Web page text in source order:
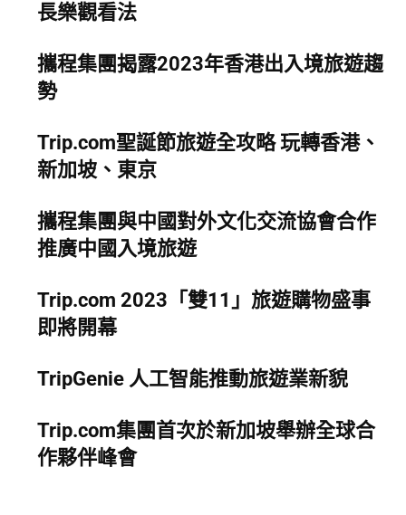
長樂觀看法
攜程集團揭露2023年香港出入境旅遊趨
勢
Trip.com聖誕節旅遊全攻略 玩轉香港、
新加坡、東京
攜程集團與中國對外文化交流協會合作
推廣中國入境旅遊
Trip.com 2023「雙11」旅遊購物盛事
即將開幕
TripGenie 人工智能推動旅遊業新貌
Trip.com集團首次於新加坡舉辦全球合
作夥伴峰會